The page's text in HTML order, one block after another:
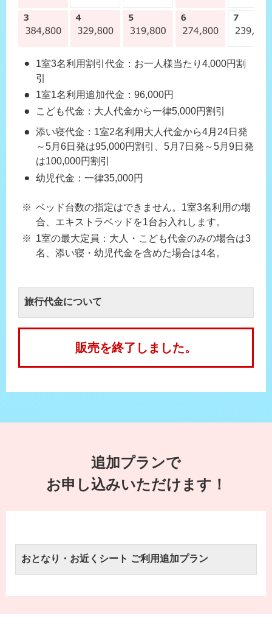
1室3名利用割引代金：お一人様当たり4,000円割
引
1室1名利用追加代金：96,000円
こども代金：大人代金から一律5,000円割引
添い寝代金：1室2名利用大人代金から4月24日発
～5月6日発は95,000円割引、5月7日発～5月9日発
は100,000円割引
幼児代金：一律35,000円
ベッド台数の指定はできません。1室3名利用の場
合、エキストラベッドを1台お入れします。
1室の最大定員：大人・こども代金のみの場合は3
名、添い寝・幼児代金を含めた場合は4名。
旅行代金について
販売を終了しました。
追加プランで
お申し込みいただけます！
おとなり・お近くシート ご利用追加プラン